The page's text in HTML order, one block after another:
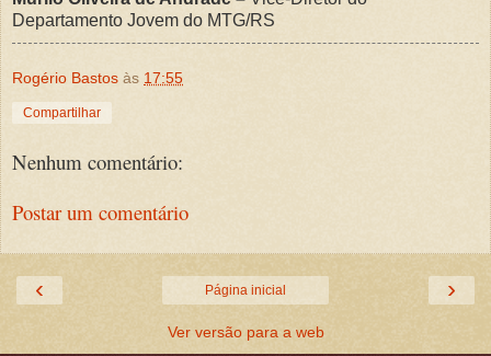
Departamento Jovem do MTG/RS
Rogério Bastos às 17:55
Compartilhar
Nenhum comentário:
Postar um comentário
‹ ›
Página inicial
Ver versão para a web